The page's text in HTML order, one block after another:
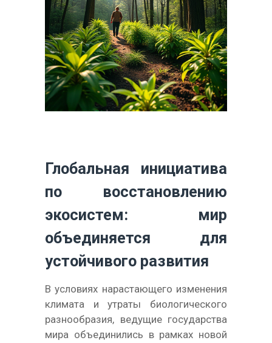
Глобальная инициатива
по восстановлению
экосистем: мир
объединяется для
устойчивого развития
В условиях нарастающего изменения
климата и утраты биологического
разнообразия, ведущие государства
мира объединились в рамках новой